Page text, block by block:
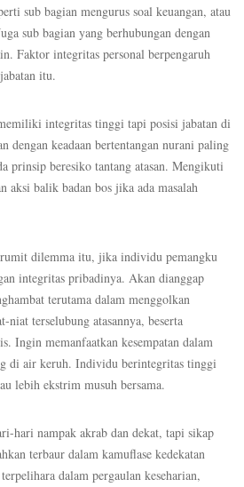
sub bagian mengurus soal keuangan, atau
sub bagian yang berhubungan dengan
Faktor integritas personal berpengaruh
itu.
integritas tinggi tapi posisi jabatan di
dengan keadaan bertentangan nurani paling
prinsip beresiko tantang atasan. Mengikuti
aksi balik badan bos jika ada masalah
dilemma itu, jika individu pemangku
integritas pribadinya. Akan dianggap
terutama dalam menggolkan
niat terselubung atasannya, beserta
Ingin memanfaatkan kesempatan dalam
di air keruh. Individu berintegritas tinggi
lebih ekstrim musuh bersama.
hari nampak akrab dan dekat, tapi sikap
terbaur dalam kamuflase kedekatan
dalam pergaulan keseharian,